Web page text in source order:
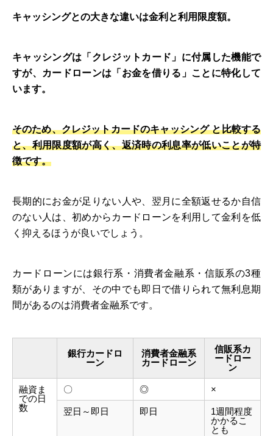
キャッシングとの大きな違いは金利と利用限度額。
キャッシングは「クレジットカード」に付属した機能で
すが、カードローンは「お金を借りる」ことに特化して
います。
そのため、クレジットカードのキャッシング と比較する
と、利用限度額が高く、返済時の利息率が低いことが特
徴です。
長期的にお金が足りない人や、翌月に全額返せるか自信
のない人は、初めからカードローンを利用して金利を低
く抑えるほうが良いでしょう。
カードローンには銀行系・消費者金融系・信販系の3種
類がありますが、その中でも即日で借りられて無利息期
間があるのは消費者金融系です。
銀行カードロ
ーン
消費者金融系
カードローン
信販系カ
ードロー
ン
融資ま
での日
数
〇 ◎ ×
翌日～即日 即日
1週間程度
かかるこ
とも